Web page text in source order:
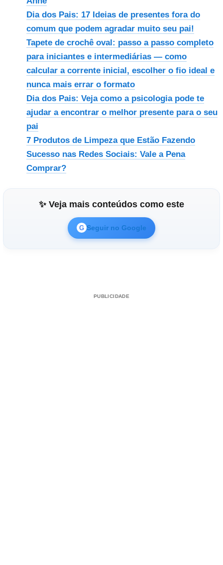
Dia dos Pais: 17 Ideias de presentes fora do
comum que podem agradar muito seu pai!
Tapete de crochê oval: passo a passo completo
para iniciantes e intermediárias — como
calcular a corrente inicial, escolher o fio ideal e
nunca mais errar o formato
Dia dos Pais: Veja como a psicologia pode te
ajudar a encontrar o melhor presente para o seu
pai
7 Produtos de Limpeza que Estão Fazendo
Sucesso nas Redes Sociais: Vale a Pena
Comprar?
✨ Veja mais conteúdos como este
G Seguir no Google
PUBLICIDADE